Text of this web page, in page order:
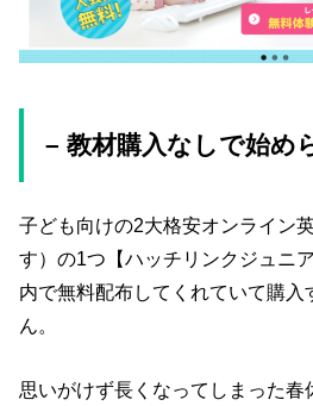
– 教材購入なしで始め
子ども向けの2大格安オンライン
す）の1つ【ハッチリンクジュニ
内で無料配布してくれていて購入
ん。
思いがけず長くなってしまった春